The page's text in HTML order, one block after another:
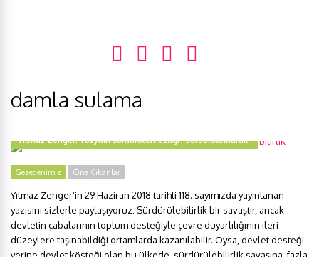
damla sulama
Yılmaz Zenger: Yüzyılın sürdürülemezliği “Sürdürülebilirlik”
Gezegenimiz Öne Çıkanlar
Yılmaz Zenger’in 29 Haziran 2018 tarihli 118. sayımızda yayınlanan
yazısını sizlerle paylaşıyoruz: Sürdürülebilirlik bir savaştır, ancak
devletin çabalarının toplum desteğiyle çevre duyarlılığının ileri
düzeylere taşınabildiği ortamlarda kazanılabilir. Oysa, devlet desteği